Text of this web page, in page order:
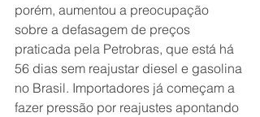
porém, aumentou a preocupação
sobre a defasagem de preços
praticada pela Petrobras, que está há
56 dias sem reajustar diesel e gasolina
no Brasil. Importadores já começam a
fazer pressão por reajustes apontando